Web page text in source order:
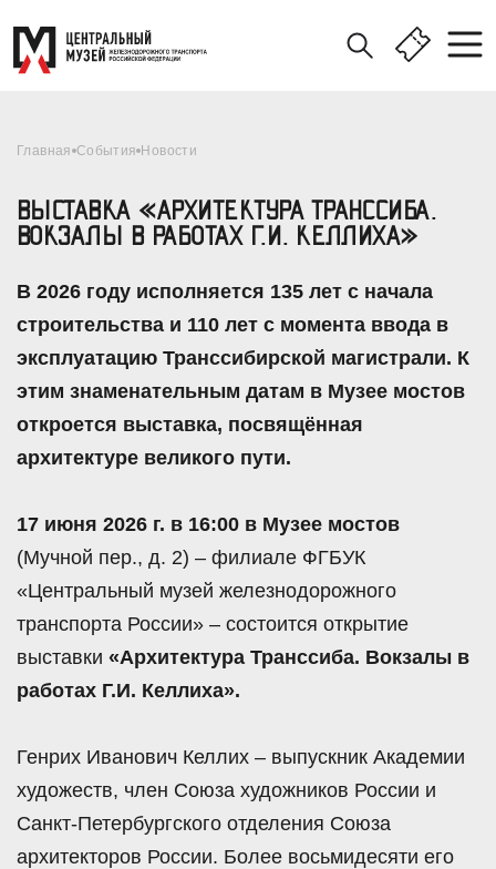
Главная События Новости
ВЫСТАВКА «АРХИТЕКТУРА ТРАНССИБА.
ВОКЗАЛЫ В РАБОТАХ Г.И. КЕЛЛИХА»
В 2026 году исполняется 135 лет с начала
строительства и 110 лет с момента ввода в
эксплуатацию Транссибирской магистрали. К
этим знаменательным датам в Музее мостов
откроется выставка, посвящённая
архитектуре великого пути.
17 июня 2026 г. в 16:00 в Музее мостов
(Мучной пер., д. 2) – филиале ФГБУК
«Центральный музей железнодорожного
транспорта России» – состоится открытие
выставки «Архитектура Транссиба. Вокзалы в
работах Г.И. Келлиха».
Генрих Иванович Келлих – выпускник Академии
художеств, член Союза художников России и
Санкт‑Петербургского отделения Союза
архитекторов России. Более восьмидесяти его